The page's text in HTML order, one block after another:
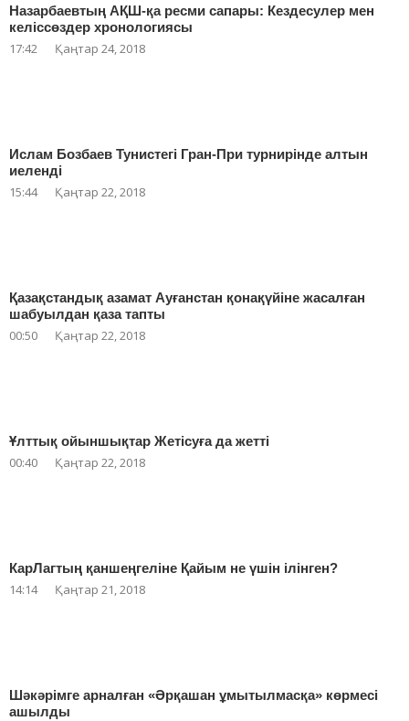
Назарбаевтың АҚШ-қа ресми сапары: Кездесулер мен
келіссөздер хронологиясы
17:42 Қаңтар 24, 2018
Ислам Бозбаев Тунистегі Гран-При турнирінде алтын
иеленді
15:44 Қаңтар 22, 2018
Қазақстандық азамат Ауғанстан қонақүйіне жасалған
шабуылдан қаза тапты
00:50 Қаңтар 22, 2018
Ұлттық ойыншықтар Жетісуға да жетті
00:40 Қаңтар 22, 2018
КарЛагтың қаншеңгеліне Қайым не үшін ілінген?
14:14 Қаңтар 21, 2018
Шәкәрімге арналған «Әрқашан ұмытылмасқа» көрмесі
ашылды